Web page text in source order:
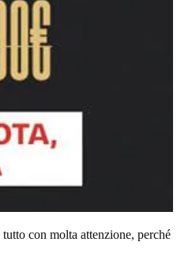
con molta attenzione, perché